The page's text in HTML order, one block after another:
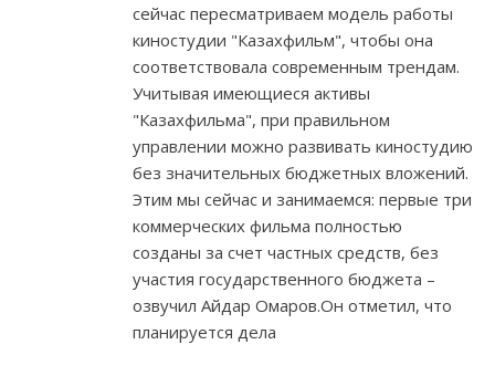
сейчас пересматриваем модель работы
киностудии "Казахфильм", чтобы она
соответствовала современным трендам.
Учитывая имеющиеся активы
"Казахфильма", при правильном
управлении можно развивать киностудию
без значительных бюджетных вложений.
Этим мы сейчас и занимаемся: первые три
коммерческих фильма полностью
созданы за счет частных средств, без
участия государственного бюджета –
озвучил Айдар Омаров.Он отметил, что
планируется дела